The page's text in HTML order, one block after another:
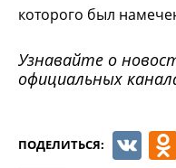
которого был
Узнавайте о
официальных
ПОДЕЛИТЬСЯ: VK